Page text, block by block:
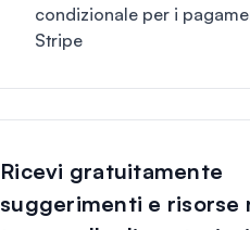
condizionale per i
Stripe
Ricevi gratuitamente
suggerimenti e risorse